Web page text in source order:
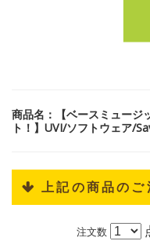
商品名：【ベースミュージ
ト！】UVI/ソフトウェア/
 上記の商品の
注文数